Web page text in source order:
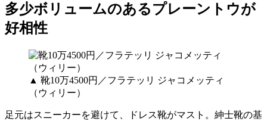
多少ボリュームのあるプレーントウが
好相性
▲ 靴10万4500円／フラテッリ ジャコメッティ
（ウィリー）
足元はスニーカーを避けて、ドレス靴がマスト。紳士靴の基